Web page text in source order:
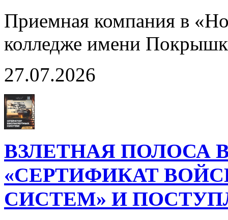
Приемная компания в
колледже имени
27.07.2026
ВЗЛЕТНАЯ ПОЛОСА
«СЕРТИФИКАТ
СИСТЕМ» И